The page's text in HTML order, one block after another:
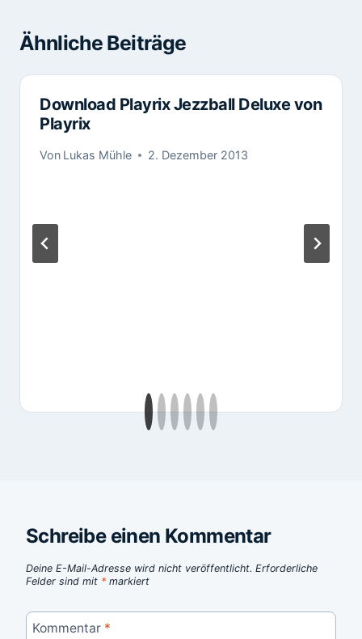
Ähnliche Beiträge
Download Playrix Jezzball Deluxe von
Playrix
Von Lukas Mühle 2. Dezember 2013
Schreibe einen Kommentar
Deine E-Mail-Adresse wird nicht veröffentlicht. Erforderliche
Felder sind mit * markiert
Kommentar *